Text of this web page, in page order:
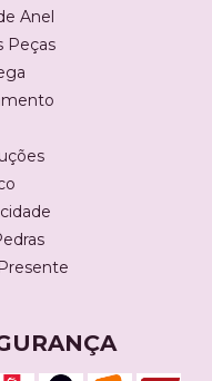
Anel
Peças